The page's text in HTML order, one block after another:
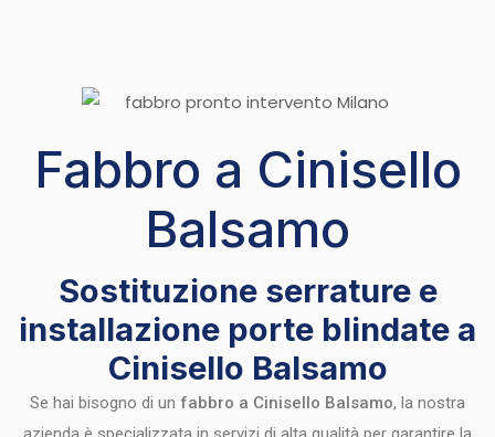
Fabbro a Cinisello
Balsamo
Sostituzione serrature e
installazione porte blindate a
Cinisello Balsamo
Se hai bisogno di un fabbro a Cinisello Balsamo, la nostra